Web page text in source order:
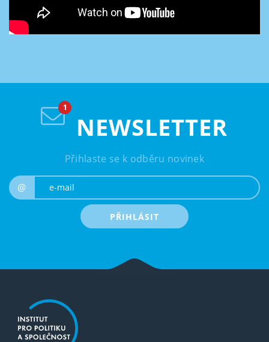
NEWSLETTER
Přihlaste se k odběru novinek
@
PŘIHLÁSIT